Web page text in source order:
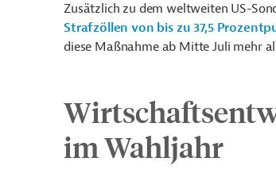
Zusätzlich zu dem weltweiten US-
Strafzöllen von bis zu 37,5
diese Maßnahme ab Mitte Juli mehr
im Wahljahr